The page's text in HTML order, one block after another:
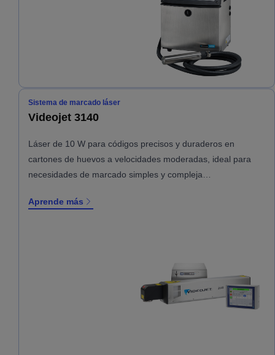
Sistema de marcado láser
Videojet 3140
Láser de 10 W para códigos precisos y duraderos en
cartones de huevos a velocidades moderadas, ideal para
necesidades de marcado simples y compleja…
Aprende más